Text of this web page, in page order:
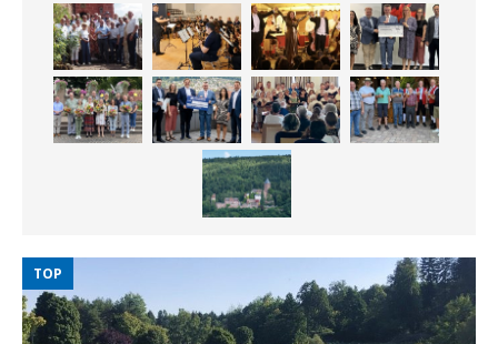
TOP